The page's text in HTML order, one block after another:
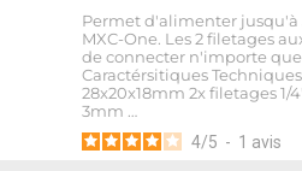
Permet d'alimenter jusqu'à
MXC-One. Les 2 filetages
de connecter n'importe
Caractérsitiques
28x20x18mm 2x filetages 1/
3mm …
4/5 - 1 avis